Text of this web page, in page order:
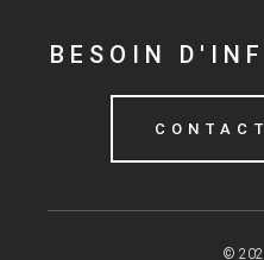
BESOIN
©